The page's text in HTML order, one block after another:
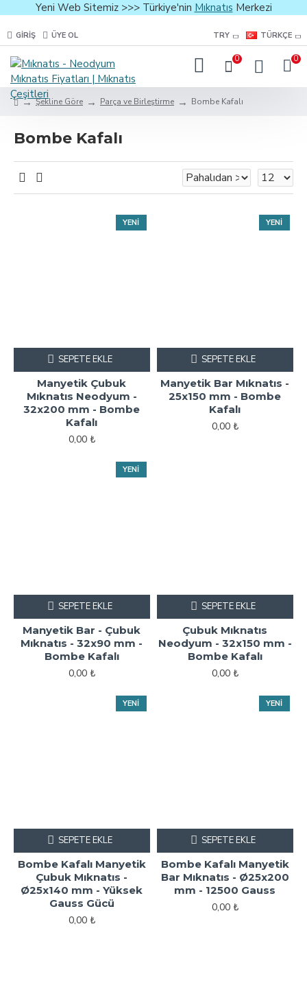
Yeni Web Sitemiz >>> Türkiye'nin Mıknatıs Merkezi
GIRIŞ ÜYE OL TRY TÜRKÇE
0 0
Şekline Göre Parça ve Birleştirme Bombe Kafalı
Bombe Kafalı
YENI
Manyetik Çubuk
Mıknatıs Neodyum -
32x200 mm - Bombe
Kafalı
0,00 ₺
SEPETE EKLE
YENI
Manyetik Bar Mıknatıs -
25x150 mm - Bombe
Kafalı
0,00 ₺
SEPETE EKLE
YENI
Manyetik Bar - Çubuk
Mıknatıs - 32x90 mm -
Bombe Kafalı
0,00 ₺
SEPETE EKLE
Çubuk Mıknatıs
Neodyum - 32x150 mm -
Bombe Kafalı
0,00 ₺
SEPETE EKLE
YENI
Bombe Kafalı Manyetik
Çubuk Mıknatıs -
Ø25x140 mm - Yüksek
Gauss Gücü
0,00 ₺
SEPETE EKLE
YENI
Bombe Kafalı Manyetik
Bar Mıknatıs - Ø25x200
mm - 12500 Gauss
0,00 ₺
SEPETE EKLE